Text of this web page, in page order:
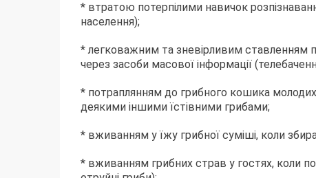
* втратою потерпілими навичок
населення);
* легковажним та зневірливим ставленням
через засоби масової інформації
* потраплянням до грибного кошика молодих
деякими іншими їстівними грибами;
* вживанням у їжу грибної суміші, коли
* вживанням грибних страв у гостях, коли